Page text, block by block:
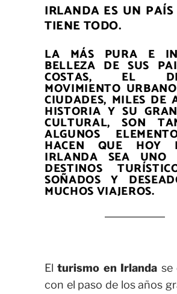
IRLANDA ES UN
TIENE TODO.
LA MÁS PURA E
BELLEZA DE SUS
COSTAS, EL
MOVIMIENTO
CIUDADES, MILES DE
HISTORIA Y SU
CULTURAL, SON
ALGUNOS
HACEN QUE HOY
IRLANDA SEA UNO
DESTINOS
SOÑADOS Y
MUCHOS VIAJEROS.
Elturismo en Irlanda se
con el paso de los años